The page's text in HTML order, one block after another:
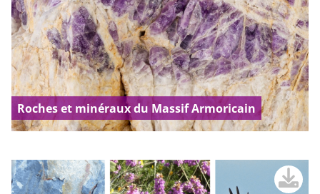
Roches et minéraux du Massif Armoricain